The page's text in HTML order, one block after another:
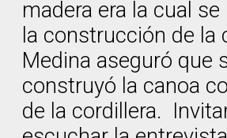
madera era la cual
la construcción de la
Medina aseguró que
construyó la canoa
de la cordillera.